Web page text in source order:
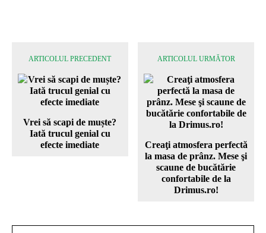
ARTICOLUL PRECEDENT
Vrei să scapi de muște?
Iată trucul genial cu
efecte imediate
ARTICOLUL URMĂTOR
Creaţi atmosfera perfectă
la masa de prânz. Mese şi
scaune de bucătărie
confortabile de la
Drimus.ro!